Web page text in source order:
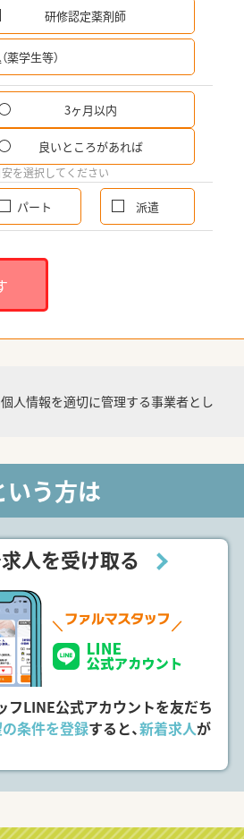
研修認定薬剤師
薬学生等）
3ヶ月以内
良いところがあれば
を選択してください
パート 派遣
個人情報を適切に管理する事業者とし
う方は
人を受け取る
フLINE公式アカウントを友だち
条件を登録すると、新着求人が